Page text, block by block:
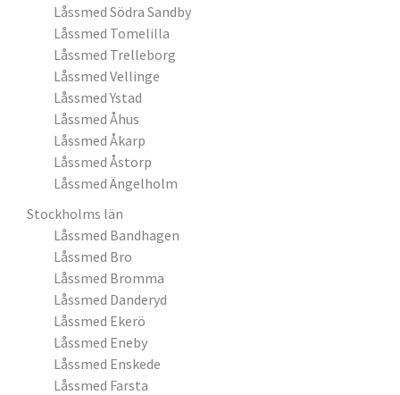
Låssmed Södra Sandby
Låssmed Tomelilla
Låssmed Trelleborg
Låssmed Vellinge
Låssmed Ystad
Låssmed Åhus
Låssmed Åkarp
Låssmed Åstorp
Låssmed Ängelholm
Stockholms län
Låssmed Bandhagen
Låssmed Bro
Låssmed Bromma
Låssmed Danderyd
Låssmed Ekerö
Låssmed Eneby
Låssmed Enskede
Låssmed Farsta